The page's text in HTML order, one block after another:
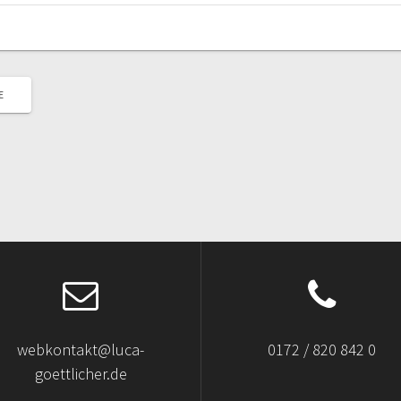
webkontakt@luca-
goettlicher.de
0172 / 820 842 0